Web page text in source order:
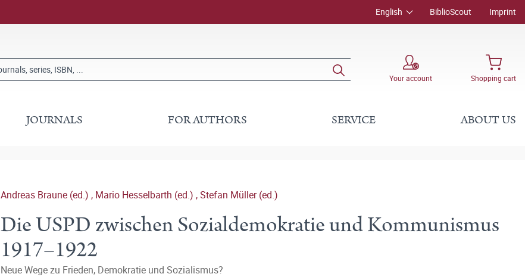
English BiblioScout Imprint
Your account Shopping cart
JOURNALS FOR AUTHORS SERVICE ABOUT US
Andreas Braune (ed.) , Mario Hesselbarth (ed.) ,Stefan Müller (ed.)
Die USPD zwischen Sozialdemokratie und Kommunismus
1917–1922
Neue Wege zu Frieden, Demokratie und Sozialismus?